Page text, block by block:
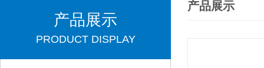
产品展示
产品展示
PRODUCT DISPLAY